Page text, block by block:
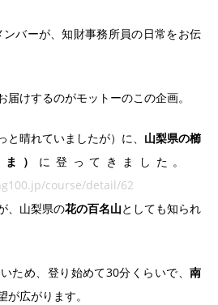
バーが、知財事務所員の日常をお伝
けするのがモットーのこの企画。
晴れていましたが）に、 山梨県の櫛
） に登ってきました。
course/detail/62
、山梨県の花の百名山としても知られ
ため、登り始めて30分くらいで、 南
が広がります。